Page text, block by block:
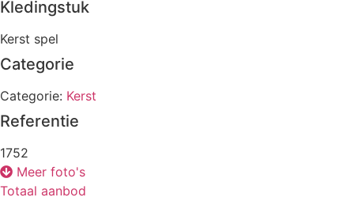
Kledingstuk
Kerst spel
Categorie
Categorie: Kerst
Referentie
1752
Meer foto's
Totaal aanbod